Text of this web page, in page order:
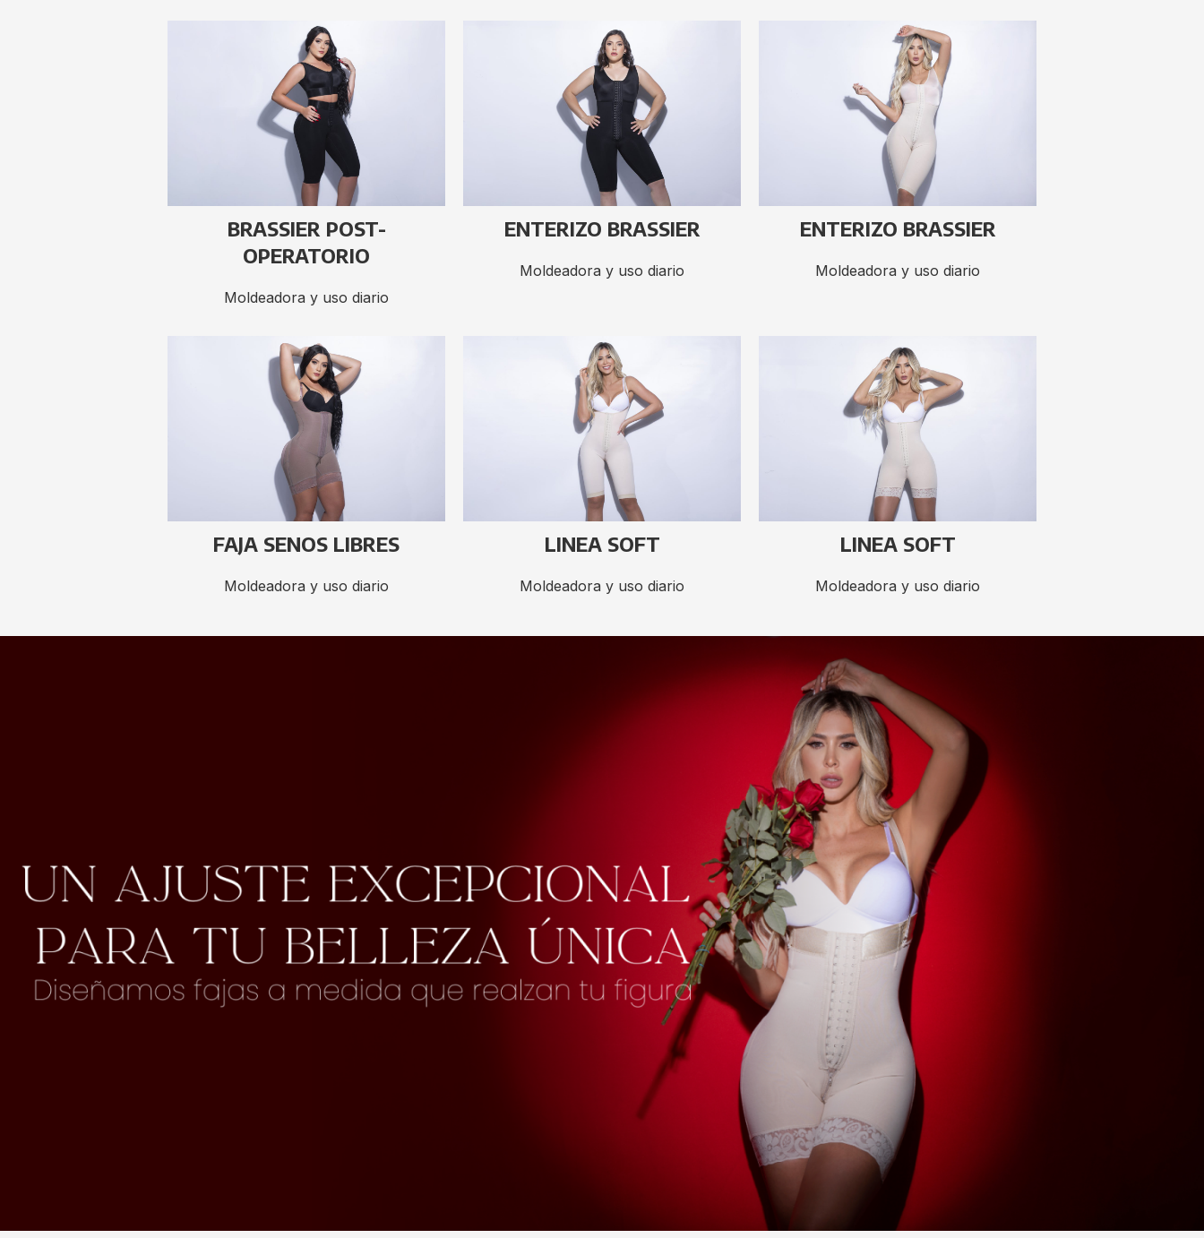
BRASSIER POST-
OPERATORIO
Moldeadora y uso diario
ENTERIZO BRASSIER
Moldeadora y uso diario
ENTERIZO BRASSIER
Moldeadora y uso diario
FAJA SENOS LIBRES
Moldeadora y uso diario
LINEA SOFT
Moldeadora y uso diario
LINEA SOFT
Moldeadora y uso diario